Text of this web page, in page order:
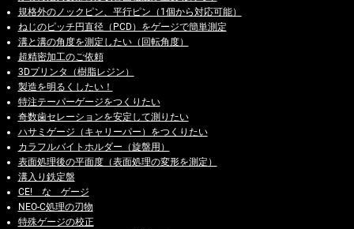
規格外のノックピン、平行ピン（1個から対応可能）
ねじのピッチ円直径（PCD）をゲージで簡単測定
溝と溝の角度を測定したい（回転角度）
超精密加工のご依頼
3Dプリンタ（樹脂レジン）
製造を明るくしたい！
特注テーパーゲージをつくりたい
奇数歯セレーションを安定して測りたい
ハサミゲージ（キャリーパー）をつくりたい
カラフルバイトホルダー（旋盤用）
表面処理後の平面度（表面処理の変形を測定）
溝入り鉄定盤
CE! な ゲージ
NEO-C処理の刃物
特殊ゲージの校正